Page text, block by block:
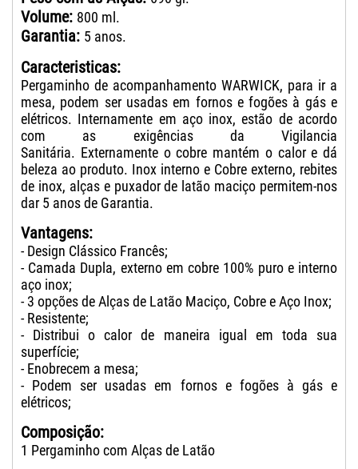
Volume: 800 ml.
Garantia: 5 anos.
Caracteristicas:
Pergaminho de acompanhamento WARWICK, para ir a
mesa, podem ser usadas em fornos e fogões à gás e
elétricos. Internamente em aço inox, estão de acordo
com as exigências da Vigilancia
Sanitária. Externamente o cobre mantém o calor e dá
beleza ao produto. Inox interno e Cobre externo, rebites
de inox, alças e puxador de latão maciço permitem-nos
dar 5 anos de Garantia.
Vantagens:
- Design Clássico Francês;
- Camada Dupla, externo em cobre 100% puro e interno
aço inox;
- 3 opções de Alças de Latão Maciço, Cobre e Aço Inox;
- Resistente;
- Distribui o calor de maneira igual em toda sua
superfície;
- Enobrecem a mesa;
- Podem ser usadas em fornos e fogões à gás e
elétricos;
Composição:
1 Pergaminho com Alças de Latão